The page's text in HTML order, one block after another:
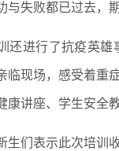
与失败都已过去，
还进行了抗疫英
临现场，感受着重
康讲座、学生安全
生们表示此次培训